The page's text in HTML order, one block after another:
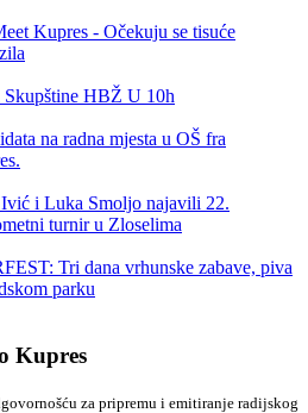
Kupres - Očekuju se tisuće
Skupštine HBŽ U 10h
na radna mjesta u OŠ fra
i Luka Smoljo najavili 22.
turnir u Zloselima
Tri dana vrhunske zabave, piva
parku
Kupres
za pripremu i emitiranje radijskog